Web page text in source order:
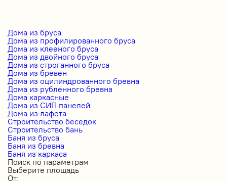
Дома из бруса
Дома из профилированного бруса
Дома из клееного бруса
Дома из двойного бруса
Дома из строганного бруса
Дома из бревен
Дома из оцилиндрованного бревна
Дома из рубленного бревна
Дома каркасные
Дома из СИП панелей
Дома из лафета
Строительство беседок
Строительство бань
Баня из бруса
Баня из бревна
Баня из каркаса
Поиск по параметрам
Выберите площадь
От: